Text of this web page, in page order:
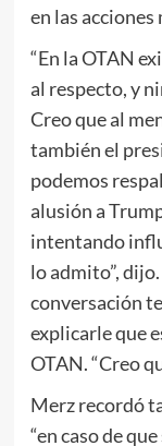
en las
“En la OTAN
al respecto, y
Creo que al
también el
podemos
alusión a
intentando
lo admito”,
conversación
explicarle que
OTAN. “Creo
Merz recordó
“en caso de